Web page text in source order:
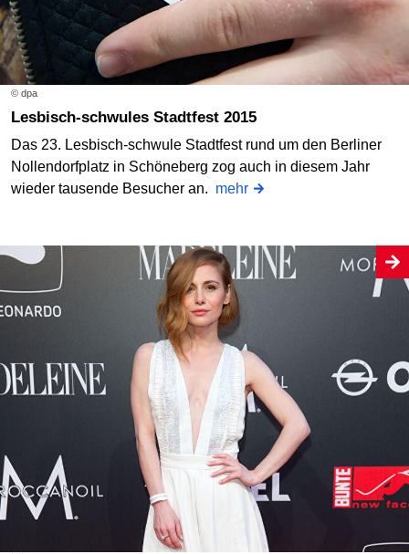
© dpa
Lesbisch-schwules Stadtfest 2015
Das 23. Lesbisch-schwule Stadtfest rund um den Berliner
Nollendorfplatz in Schöneberg zog auch in diesem Jahr
wieder tausende Besucher an. mehr